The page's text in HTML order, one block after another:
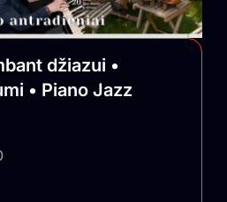
džiazui •
• Piano Jazz